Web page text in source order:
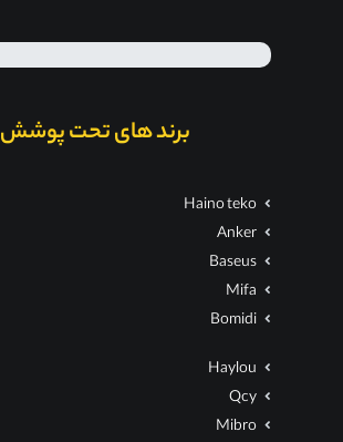
برند های تحت پوشش
Haino teko
Anker
Baseus
Mifa
Bomidi
Haylou
Qcy
Mibro